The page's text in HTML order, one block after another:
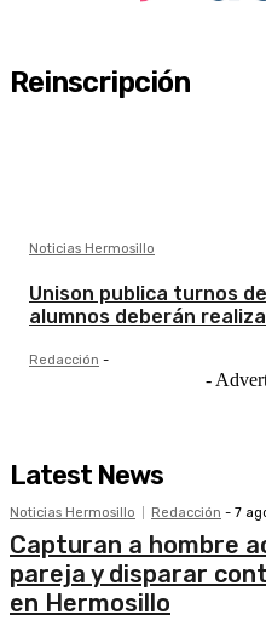
Reinscripción
Noticias Hermosillo
Unison publica turnos
alumnos deberán
Redacción -
-
Latest News
Noticias Hermosillo Redacción - 7
Capturan a hombre
pareja y disparar
en Hermosillo